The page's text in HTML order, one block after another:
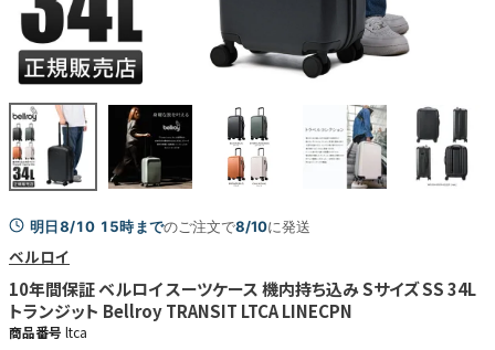
明日8/10 15時までのご注文で8/10に発送
ベルロイ
10年間保証 ベルロイ スーツケース 機内持ち込み Sサイズ SS 34L
トランジット Bellroy TRANSIT LTCA LINECPN
商品番号 ltca